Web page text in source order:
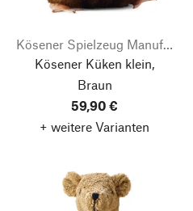
Kösener Spielzeug Manufaktur
Kösener Küken klein,
Braun
59,90 €
+ weitere Varianten